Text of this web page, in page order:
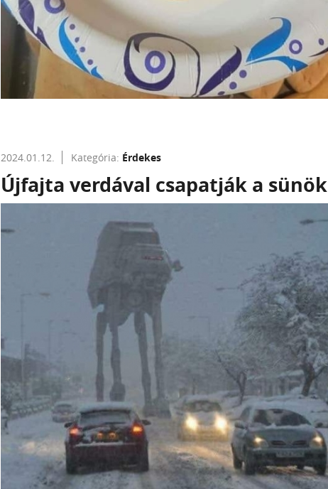
2024.01.12. Kategória: Érdekes
Újfajta verdával csapatják a sünök